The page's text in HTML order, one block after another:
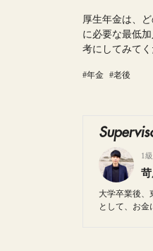
厚生年金は、
に必要な最低
考にしてみてく
#年金 #老後
1
大学卒業後、
として、お金